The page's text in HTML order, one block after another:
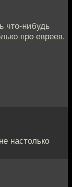
что-нибудь
про евреев.
настолько